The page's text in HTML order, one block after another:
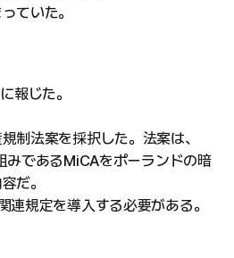
ていた。
報じた。
制法案を採択した。法案は、
みであるMiCAをポーランドの暗
だ。
連規定を導入する必要がある。